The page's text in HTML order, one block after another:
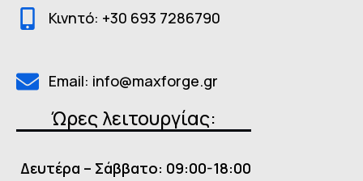
Κινητό: +30 693 7286790
Email: info@maxforge.gr
Ώρες λειτουργίας:
Δευτέρα – Σάββατο: 09:00-18:00